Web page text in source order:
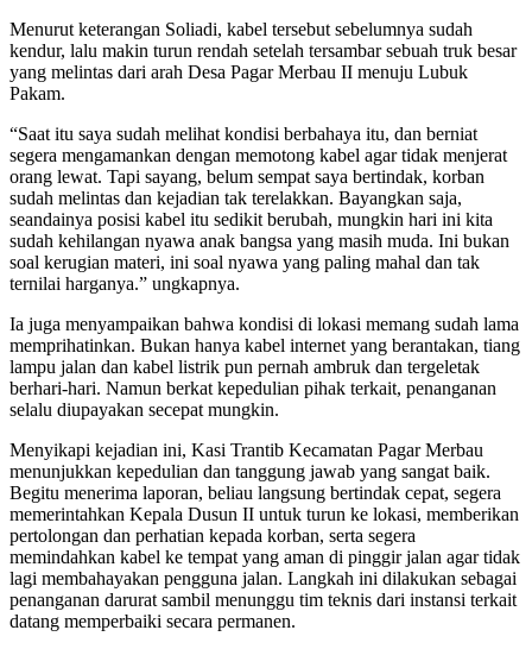
Menurut keterangan Soliadi, kabel tersebut sebelumnya sudah
kendur, lalu makin turun rendah setelah tersambar sebuah truk besar
yang melintas dari arah Desa Pagar Merbau II menuju Lubuk
Pakam.
“Saat itu saya sudah melihat kondisi berbahaya itu, dan berniat
segera mengamankan dengan memotong kabel agar tidak menjerat
orang lewat. Tapi sayang, belum sempat saya bertindak, korban
sudah melintas dan kejadian tak terelakkan. Bayangkan saja,
seandainya posisi kabel itu sedikit berubah, mungkin hari ini kita
sudah kehilangan nyawa anak bangsa yang masih muda. Ini bukan
soal kerugian materi, ini soal nyawa yang paling mahal dan tak
ternilai harganya.” ungkapnya.
Ia juga menyampaikan bahwa kondisi di lokasi memang sudah lama
memprihatinkan. Bukan hanya kabel internet yang berantakan, tiang
lampu jalan dan kabel listrik pun pernah ambruk dan tergeletak
berhari-hari. Namun berkat kepedulian pihak terkait, penanganan
selalu diupayakan secepat mungkin.
Menyikapi kejadian ini, Kasi Trantib Kecamatan Pagar Merbau
menunjukkan kepedulian dan tanggung jawab yang sangat baik.
Begitu menerima laporan, beliau langsung bertindak cepat, segera
memerintahkan Kepala Dusun II untuk turun ke lokasi, memberikan
pertolongan dan perhatian kepada korban, serta segera
memindahkan kabel ke tempat yang aman di pinggir jalan agar tidak
lagi membahayakan pengguna jalan. Langkah ini dilakukan sebagai
penanganan darurat sambil menunggu tim teknis dari instansi terkait
datang memperbaiki secara permanen.